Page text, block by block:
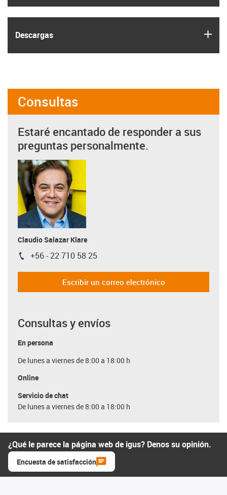
Descargas
Consultas
Estaré encantado de responder a sus
preguntas personalmente.
Claudio Salazar Klare
igus-icon-phone
+56 - 22 710 58 25
Escribir un correo electrónico
Consultas y envíos
En persona
De lunes a viernes de 8:00 a 18:00 h
Online
Servicio de chat
De lunes a viernes de 8:00 a 18:00 h
¿Qué le parece la página web de igus? Denos su opinión.
Encuesta de satisfacción